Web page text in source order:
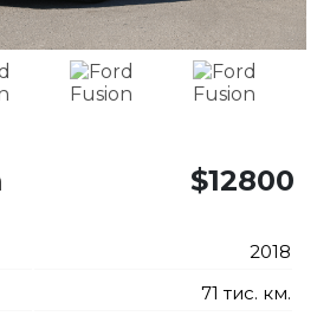
$12800
2018
71 тис. км.